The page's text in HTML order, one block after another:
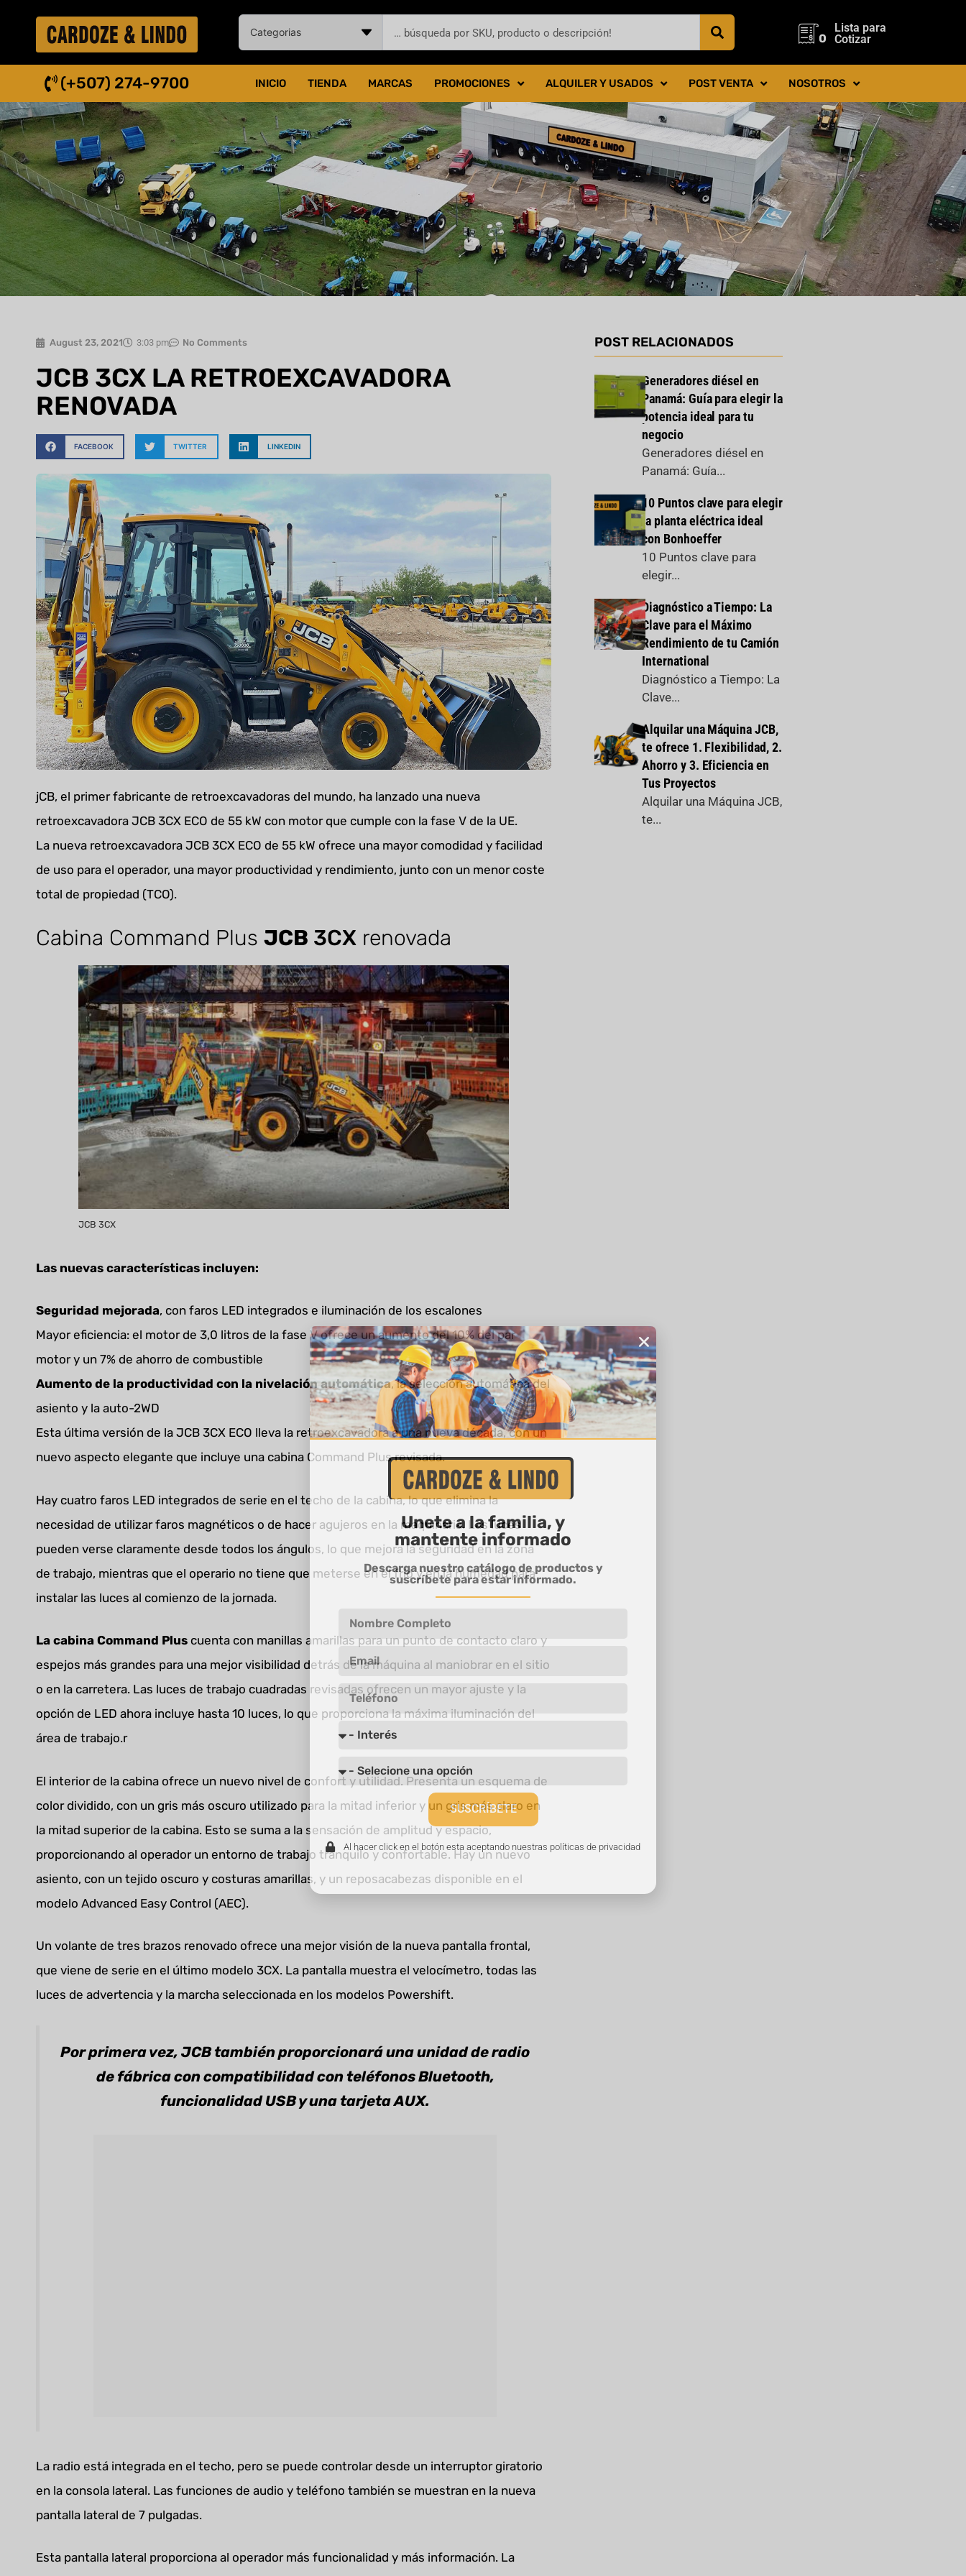
0
Lista para
Cotizar
(+507) 274-9700 INICIO TIENDA MARCAS PROMOCIONES ALQUILER Y USADOS POST VENTA NOSOTROS
August 23, 2021 3:03 pm No Comments
JCB 3CX LA RETROEXCAVADORA
RENOVADA
FACEBOOK TWITTER LINKEDIN
jCB, el primer fabricante de retroexcavadoras del mundo, ha lanzado una nueva
retroexcavadora JCB 3CX ECO de 55 kW con motor que cumple con la fase V de la UE.
La nueva retroexcavadora JCB 3CX ECO de 55 kW ofrece una mayor comodidad y facilidad
de uso para el operador, una mayor productividad y rendimiento, junto con un menor coste
total de propiedad (TCO).
Cabina Command Plus JCB 3CX renovada
JCB 3CX
Las nuevas características incluyen:
Seguridad mejorada, con faros LED integrados e iluminación de los escalones
Mayor eficiencia: el motor de 3,0 litros de la fase V ofrece un aumento del 10% del par
motor y un 7% de ahorro de combustible
Aumento de la productividad con la nivelación automática, la selección automática del
asiento y la auto-2WD
Esta última versión de la JCB 3CX ECO lleva la retroexcavadora a una nueva década, con un
nuevo aspecto elegante que incluye una cabina Command Plus revisada.
Hay cuatro faros LED integrados de serie en el techo de la cabina, lo que elimina la
necesidad de utilizar faros magnéticos o de hacer agujeros en la maquinaria. Las luces
pueden verse claramente desde todos los ángulos, lo que mejora la seguridad en la zona
de trabajo, mientras que el operario no tiene que meterse en el frío y en la humedad para
instalar las luces al comienzo de la jornada.
La cabina Command Plus cuenta con manillas amarillas para un punto de contacto claro y
espejos más grandes para una mejor visibilidad detrás de la máquina al maniobrar en el sitio
o en la carretera. Las luces de trabajo cuadradas revisadas ofrecen un mayor ajuste y la
opción de LED ahora incluye hasta 10 luces, lo que proporciona la máxima iluminación del
área de trabajo.r
El interior de la cabina ofrece un nuevo nivel de confort y utilidad. Presenta un esquema de
color dividido, con un gris más oscuro utilizado para la mitad inferior y un gris más claro en
la mitad superior de la cabina. Esto se suma a la sensación de amplitud y espacio,
proporcionando al operador un entorno de trabajo tranquilo y confortable. Hay un nuevo
asiento, con un tejido oscuro y costuras amarillas, y un reposacabezas disponible en el
modelo Advanced Easy Control (AEC).
Un volante de tres brazos renovado ofrece una mejor visión de la nueva pantalla frontal,
que viene de serie en el último modelo 3CX. La pantalla muestra el velocímetro, todas las
luces de advertencia y la marcha seleccionada en los modelos Powershift.
Por primera vez, JCB también proporcionará una unidad de radio
de fábrica con compatibilidad con teléfonos Bluetooth,
funcionalidad USB y una tarjeta AUX.
La radio está integrada en el techo, pero se puede controlar desde un interruptor giratorio
en la consola lateral. Las funciones de audio y teléfono también se muestran en la nueva
pantalla lateral de 7 pulgadas.
Esta pantalla lateral proporciona al operador más funcionalidad y más información. La
POST RELACIONADOS
Generadores diésel en
Panamá: Guía para elegir la
potencia ideal para tu
negocio
Generadores diésel en
Panamá: Guía...
10 Puntos clave para elegir
la planta eléctrica ideal
con Bonhoeffer
10 Puntos clave para
elegir...
Diagnóstico a Tiempo: La
Clave para el Máximo
Rendimiento de tu Camión
International
Diagnóstico a Tiempo: La
Clave...
Alquilar una Máquina JCB,
te ofrece 1. Flexibilidad, 2.
Ahorro y 3. Eficiencia en
Tus Proyectos
Alquilar una Máquina JCB,
te...
Unete a la familia, y
mantente informado
Descarga nuestro catálogo de productos y
suscríbete para estar informado.
SUSCRÍBETE
Al hacer click en el botón esta aceptando nuestras políticas de privacidad